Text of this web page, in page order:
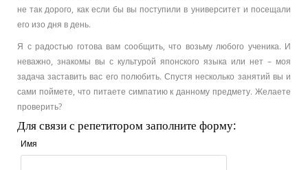
не так дорого, как если бы вы поступили в университет и посещали
его изо дня в день.
Я с радостью готова вам сообщить, что возьму любого ученика. И
неважно, знакомы вы с культурой японского языка или нет – моя
задача заставить вас его полюбить. Спустя несколько занятий вы и
сами поймете, что питаете симпатию к данному предмету. Желаете
проверить?
Для связи с репетитором заполните форму:
Имя